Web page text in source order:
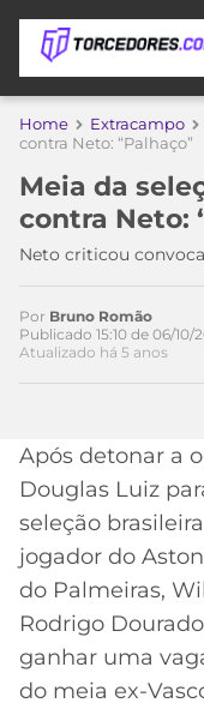
APOSTAS
DE
APOSTA
SITES
DE
APOSTAS
2026
CÓDIGO
BETBOOM
CÓDIGO
DE
BET365
COPA
DO
MUNDO
TIMES
TIME
SÃO
PAULO
SÉRIE
A
COPA
DO
MÍDIA
ESPORTIVA
MERCADO
DA
BOLA
PALPITES
Home Extracampo
contra Neto: “Palhaço”
Meia da
contra Neto:
Neto criticou
Por Bruno Romão
Publicado 15:10 de 06/10/
Atualizado há 5 anos
Após detonar a
Douglas Luiz
seleção
jogador do
do Palmeiras,
Rodrigo
ganhar uma
do meia ex-